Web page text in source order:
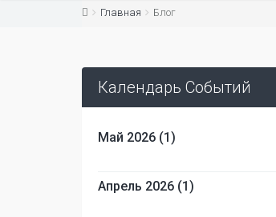
Главная Блог
Календарь Событий
Май 2026 (1)
Апрель 2026 (1)